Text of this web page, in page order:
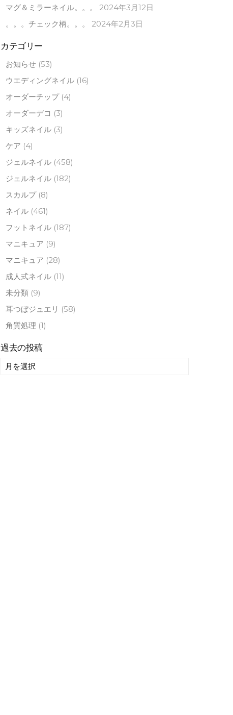
マグ＆ミラーネイル。。。
2024年3月12日
。。。チェック柄。。。
2024年2月3日
カテゴリー
お知らせ (53)
ウエディングネイル (16)
オーダーチップ(4)
オーダーデコ (3)
キッズネイル (3)
ケア (4)
ジェルネイル (458)
ジェルネイル (182)
スカルプ(8)
ネイル (461)
フットネイル (187)
マニキュア (9)
マニキュア (28)
成人式ネイル (11)
未分類 (9)
耳つぼジュエリ (58)
角質処理 (1)
過去の投稿
過